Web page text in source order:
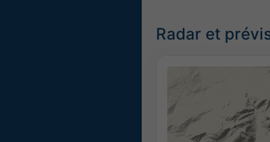
Radar et